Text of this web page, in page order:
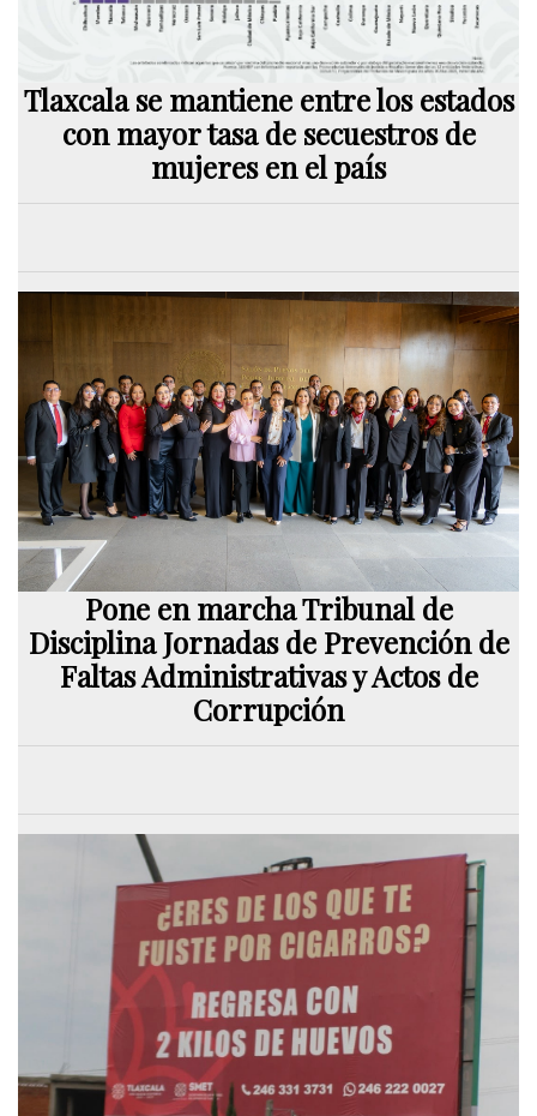
Tlaxcala se mantiene entre los estados
con mayor tasa de secuestros de
mujeres en el país
Pone en marcha Tribunal de
Disciplina Jornadas de Prevención de
Faltas Administrativas y Actos de
Corrupción